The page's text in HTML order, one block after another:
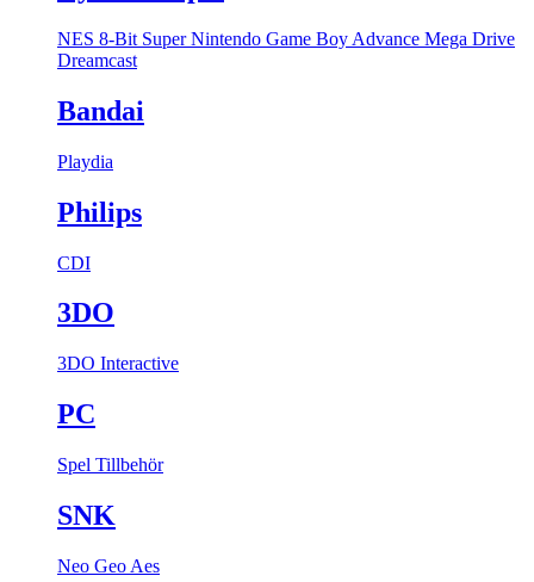
NES 8-Bit Super Nintendo Game Boy Advance Mega Drive
Dreamcast
Bandai
Playdia
Philips
CDI
3DO
3DO Interactive
PC
Spel Tillbehör
SNK
Neo Geo Aes